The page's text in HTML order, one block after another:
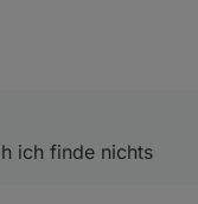
ich finde nichts